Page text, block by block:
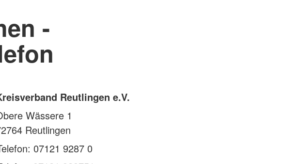
-
Reutlingen e.V.
Wässere 1
Reutlingen
07121 9287 0